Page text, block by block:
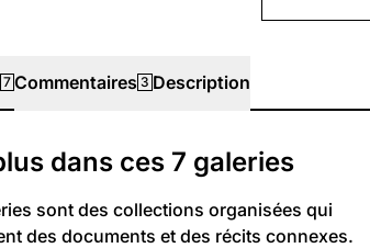
7 Commentaires 3 Description
dans ces 7 galeries
sont des collections organisées qui
des documents et des récits connexes.